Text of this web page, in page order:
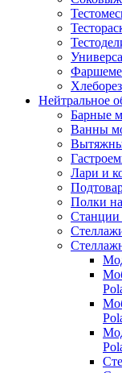
Нейтральное
Барные
Ванны
Лари и
Полки
Станции